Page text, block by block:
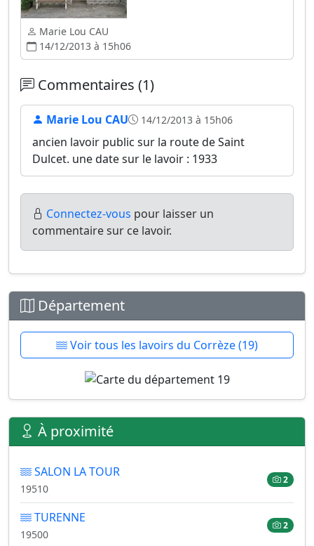
Marie Lou CAU
14/12/2013 à 15h06
Commentaires (1)
Marie Lou CAU 14/12/2013 à 15h06
ancien lavoir public sur la route de Saint
Dulcet. une date sur le lavoir : 1933
Connectez-vous pour laisser un
commentaire sur ce lavoir.
Département
Voir tous les lavoirs du Corrèze (19)
À proximité
SALON LA TOUR
19510
2
TURENNE
19500
2